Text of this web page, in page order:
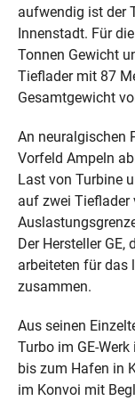
aufwendig ist der
Innenstadt. Für
Tonnen Gewicht
Tieflader mit 87
Gesamtgewicht
An neuralgischen
Vorfeld Ampeln
Last von Turbine
auf zwei Tieflader
Der Hersteller
arbeiteten für das
zusammen.
Aus seinen
Turbo im GE-
bis zum Hafen in
im Konvoi mit